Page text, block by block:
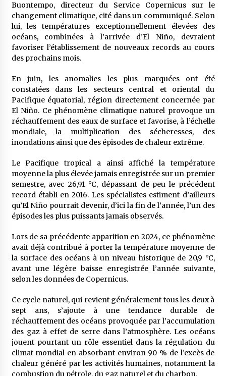
Tradition orale/ D’où viennent les contes et à
quoi servent-ils?
5 ans ago
Buontempo, directeur du Service Copernicus sur le
changement climatique, cité dans un communiqué. Selon
lui, les températures exceptionnellement élevées des
océans, combinées à l’arrivée d’El Niño, devraient
favoriser l’établissement de nouveaux records au cours
des prochains mois.
En juin, les anomalies les plus marquées ont été
constatées dans les secteurs central et oriental du
Pacifique équatorial, région directement concernée par
El Niño. Ce phénomène climatique naturel provoque un
réchauffement des eaux de surface et favorise, à l’échelle
mondiale, la multiplication des sécheresses, des
inondations ainsi que des épisodes de chaleur extrême.
Le Pacifique tropical a ainsi affiché la température
moyenne la plus élevée jamais enregistrée sur un premier
semestre, avec 26,91 °C, dépassant de peu le précédent
record établi en 2016. Les spécialistes estiment d’ailleurs
qu’El Niño pourrait devenir, d’ici la fin de l’année, l’un des
épisodes les plus puissants jamais observés.
Lors de sa précédente apparition en 2024, ce phénomène
avait déjà contribué à porter la température moyenne de
la surface des océans à un niveau historique de 20,9 °C,
avant une légère baisse enregistrée l’année suivante,
selon les données de Copernicus.
Ce cycle naturel, qui revient généralement tous les deux à
sept ans, s’ajoute à une tendance durable de
réchauffement des océans provoquée par l’accumulation
des gaz à effet de serre dans l’atmosphère. Les océans
jouent pourtant un rôle essentiel dans la régulation du
climat mondial en absorbant environ 90 % de l’excès de
chaleur généré par les activités humaines, notamment la
combustion du pétrole, du gaz naturel et du charbon.